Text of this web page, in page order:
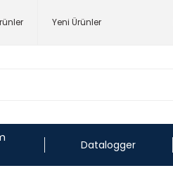
Yeni Ürünler
Datalogger